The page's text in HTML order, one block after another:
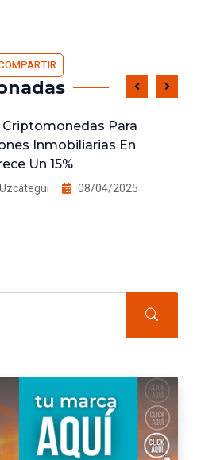
Criptomonedas Para
Inmobiliarias En
Un 15%
08/04/2025